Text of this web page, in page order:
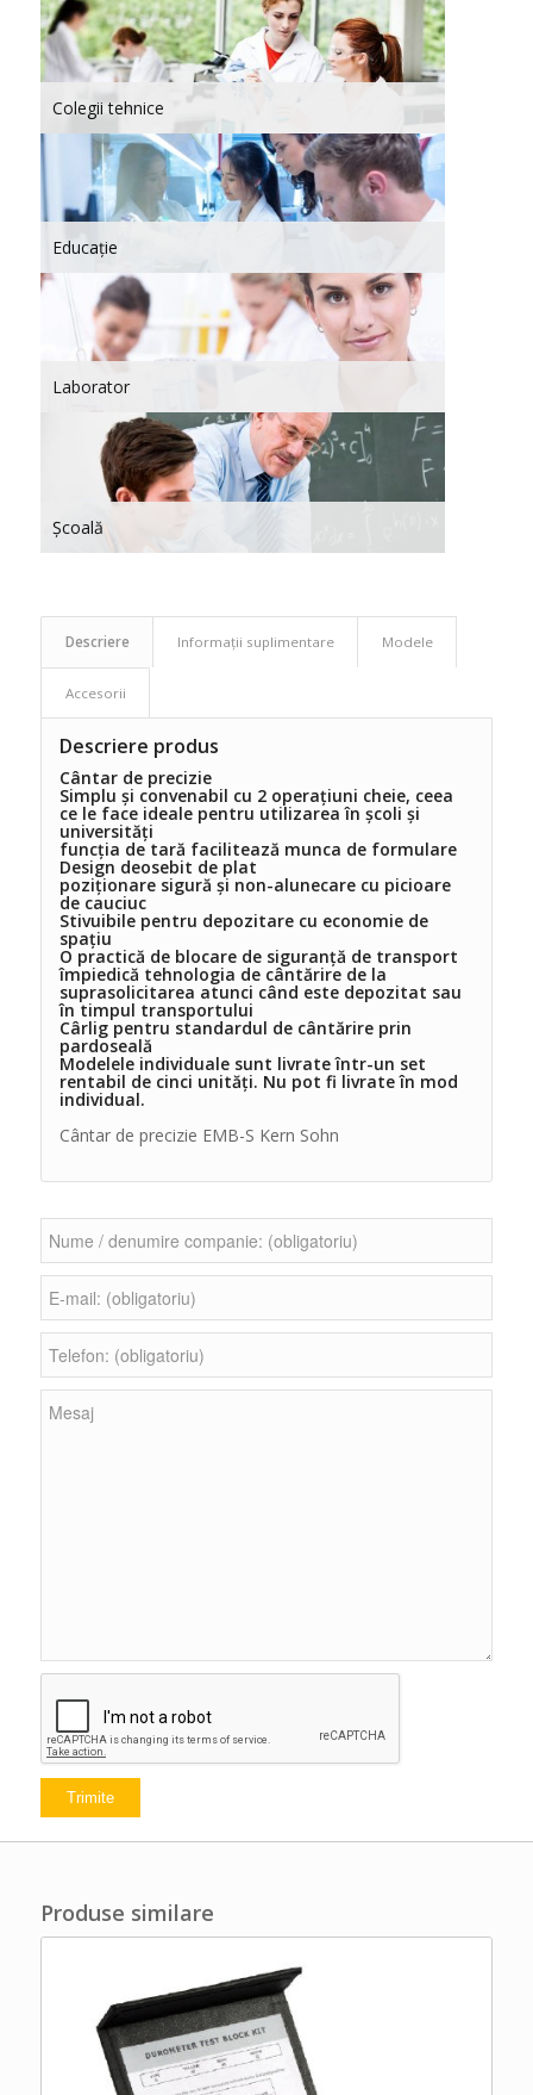
Colegii tehnice
Educație
Laborator
Școală
Descriere Informații suplimentare Modele
Accesorii
Descriere produs
Cântar de precizie
Simplu și convenabil cu 2 operațiuni cheie, ceea
ce le face ideale pentru utilizarea în școli și
universități
funcția de tară facilitează munca de formulare
Design deosebit de plat
poziționare sigură și non-alunecare cu picioare
de cauciuc
Stivuibile pentru depozitare cu economie de
spațiu
O practică de blocare de siguranță de transport
împiedică tehnologia de cântărire de la
suprasolicitarea atunci când este depozitat sau
în timpul transportului
Cârlig pentru standardul de cântărire prin
pardoseală
Modelele individuale sunt livrate într-un set
rentabil de cinci unități. Nu pot fi livrate în mod
individual.
Cântar de precizie EMB-S Kern Sohn
Produse similare